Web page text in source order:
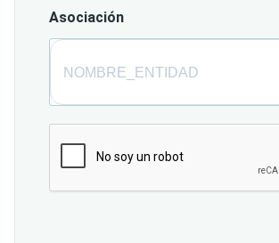
Asociación